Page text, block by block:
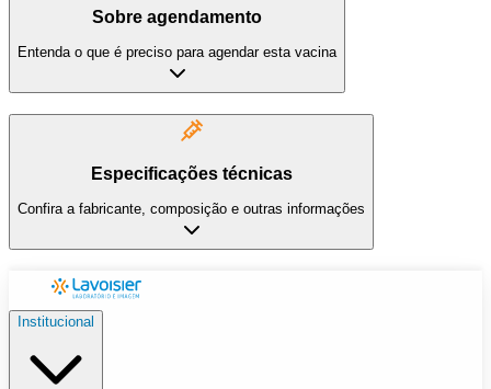
Sobre agendamento
Entenda o que é preciso para agendar esta vacina
Especificações técnicas
Confira a fabricante, composição e outras informações
Institucional